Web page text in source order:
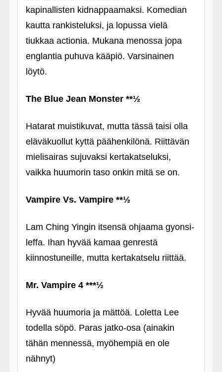
kapinallisten kidnappaamaksi. Komedian
kautta rankisteluksi, ja lopussa vielä
tiukkaa actionia. Mukana menossa jopa
englantia puhuva kääpiö. Varsinainen
löytö.
The Blue Jean Monster **½
Hatarat muistikuvat, mutta tässä taisi olla
eläväkuollut kyttä päähenkilönä. Riittävän
mielisairas sujuvaksi kertakatseluksi,
vaikka huumorin taso onkin mitä se on.
Vampire Vs. Vampire **½
Lam Ching Yingin itsensä ohjaama gyonsi-
leffa. Ihan hyvää kamaa genrestä
kiinnostuneille, mutta kertakatselu riittää.
Mr. Vampire 4 ***½
Hyvää huumoria ja mättöä. Loletta Lee
todella söpö. Paras jatko-osa (ainakin
tähän mennessä, myöhempiä en ole
nähnyt)